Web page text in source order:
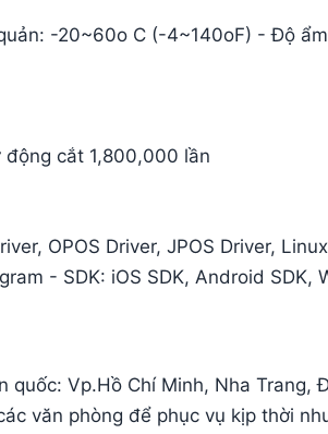
-20~60o C (-4~140oF) - Độ
cắt 1,800,000 lần
OPOS Driver, JPOS Driver,
- SDK: iOS SDK, Android SDK,
Vp.Hồ Chí Minh, Nha Trang,
văn phòng để phục vụ kịp thời